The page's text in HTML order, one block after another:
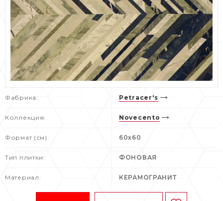
Фабрика: Petracer's
Коллекция: Novecento
Формат (см): 60х60
Тип плитки: ФОНОВАЯ
Материал: КЕРАМОГРАНИТ